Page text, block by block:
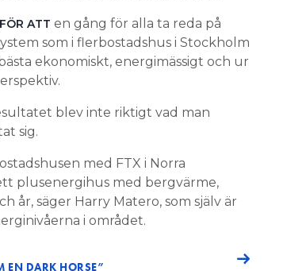
ATT en gång för alla ta reda på
som i flerbostadshus i Stockholm
ekonomiskt, energimässigt och ur
blev inte riktigt vad man
sig.
med FTX i Norra
plusenergihus med bergvärme,
år, säger Harry Matero, som själv är
i området.
EN DARK HORSE”